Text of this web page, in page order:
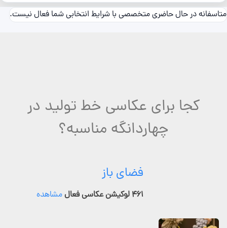
متاسفانه در حال حاضری متخصصی با شرایط انتخابی شما فعال نیست.
کجا برای عکاسی خط تولید در
چهاردانگه مناسبه؟
فضای باز
۴۶۱ لوکیشن عکاسی فعال مشاهده